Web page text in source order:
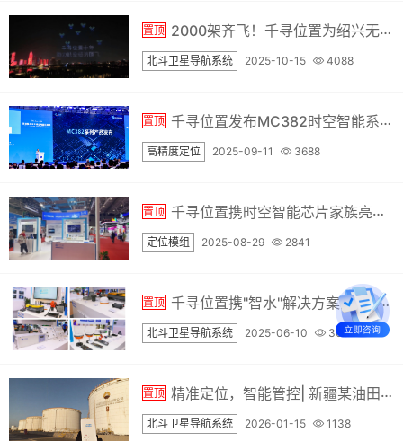
置顶 2000架齐飞！千寻位置为绍兴无人机表演保驾护航
北斗卫星导航系统 2025-10-15 4088
置顶 千寻位置发布MC382时空智能系列模组，以自研芯片为底座，突破行业瓶颈
高精度定位 2025-09-11 3688
置顶 千寻位置携时空智能芯片家族亮相 IOTE 2025
定位模组 2025-08-29 2841
置顶 千寻位置携"智水"解决方案亮相2025中国水博会
北斗卫星导航系统 2025-06-10 3037
置顶 精准定位，智能管控| 新疆某油田筑牢安全防线的秘诀
北斗卫星导航系统 2026-01-15 1138